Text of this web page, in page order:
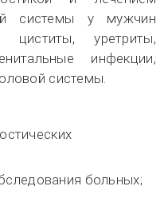
системы у мужчин
уретриты,
инфекции,
системы.
больных;